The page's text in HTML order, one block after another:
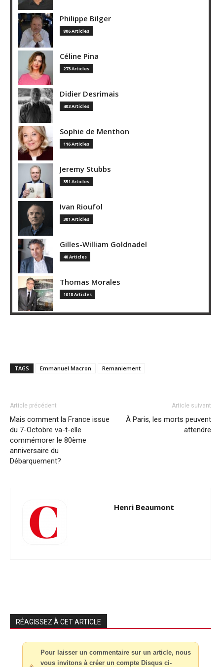
Philippe Bilger
806 Articles
Céline Pina
273 Articles
Didier Desrimais
403 Articles
Sophie de Menthon
116 Articles
Jeremy Stubbs
351 Articles
Ivan Rioufol
301 Articles
Gilles-William Goldnadel
40 Articles
Thomas Morales
1018 Articles
TAGS Emmanuel Macron Remaniement
Article précédent
Mais comment la France issue
du 7-Octobre va-t-elle
commémorer le 80ème
anniversaire du
Débarquement?
Article suivant
À Paris, les morts peuvent
attendre
Henri Beaumont
RÉAGISSEZ À CET ARTICLE
Pour laisser un commentaire sur un article, nous
vous invitons à créer un compte Disqus ci-